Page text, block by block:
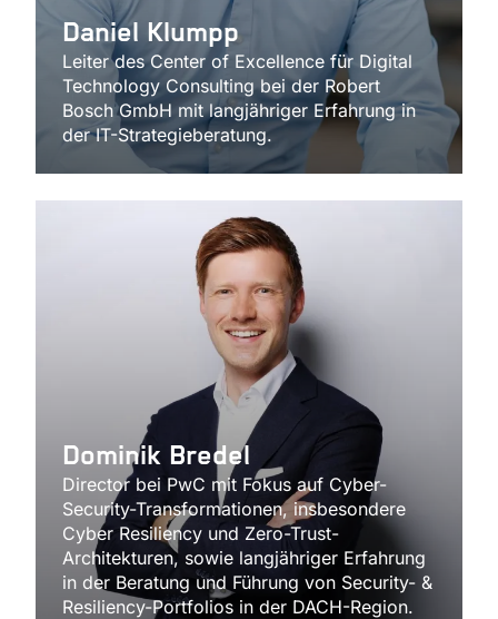
Daniel Klumpp
Leiter des Center of Excellence für Digital
Technology Consulting bei der Robert
Bosch GmbH mit langjähriger Erfahrung in
der IT-Strategieberatung.
Dominik Bredel
Director bei PwC mit Fokus auf Cyber-
Security-Transformationen, insbesondere
Cyber Resiliency und Zero-Trust-
Architekturen, sowie langjähriger Erfahrung
in der Beratung und Führung von Security- &
Resiliency-Portfolios in der DACH-Region.